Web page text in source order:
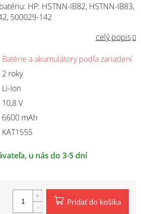
u nás do 3-5 dní
HP: HSTNN-IB82, HSTNN-IB83,
500029-142
celý popis
Batérie a akumulátory podľa zariadení
2 roky
Li-Ion
10,8 V
6600 mAh
KAT1555
Pridať do košíka